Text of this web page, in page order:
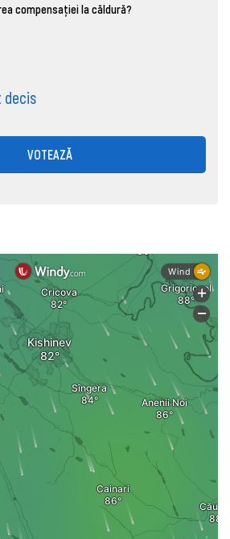
compensației la căldură?
decis
VOTEAZĂ